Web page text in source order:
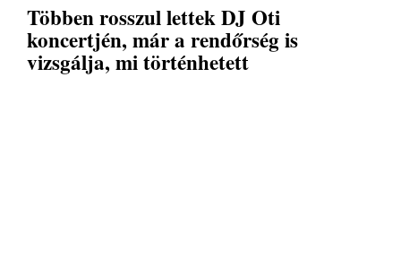
Többen rosszul lettek DJ Oti
koncertjén, már a rendőrség is
vizsgálja, mi történhetett